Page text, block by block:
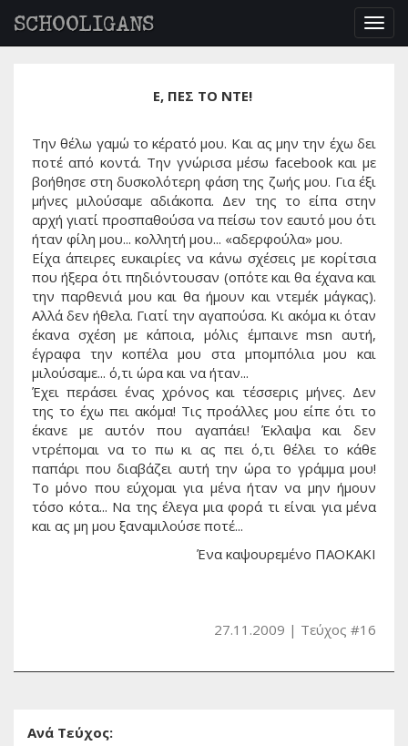
SCHOOLIGANS
Ε, ΠΕΣ ΤΟ ΝΤΕ!
Την θέλω γαμώ το κέρατό μου. Και ας μην την έχω δει
ποτέ από κοντά. Την γνώρισα μέσω facebook και με
βοήθησε στη δυσκολότερη φάση της ζωής μου. Για έξι
μήνες μιλούσαμε αδιάκοπα. Δεν της το είπα στην
αρχή γιατί προσπαθούσα να πείσω τον εαυτό μου ότι
ήταν φίλη μου... κολλητή μου... «αδερφούλα» μου.
Είχα άπειρες ευκαιρίες να κάνω σχέσεις με κορίτσια
που ήξερα ότι πηδιόντουσαν (οπότε και θα έχανα και
την παρθενιά μου και θα ήμουν και ντεμέκ μάγκας).
Αλλά δεν ήθελα. Γιατί την αγαπούσα. Κι ακόμα κι όταν
έκανα σχέση με κάποια, μόλις έμπαινε msn αυτή,
έγραφα την κοπέλα μου στα μπομπόλια μου και
μιλούσαμε... ό,τι ώρα και να ήταν...
Έχει περάσει ένας χρόνος και τέσσερις μήνες. Δεν
της το έχω πει ακόμα! Τις προάλλες μου είπε ότι το
έκανε με αυτόν που αγαπάει! Έκλαψα και δεν
ντρέπομαι να το πω κι ας πει ό,τι θέλει το κάθε
παπάρι που διαβάζει αυτή την ώρα το γράμμα μου!
Το μόνο που εύχομαι για μένα ήταν να μην ήμουν
τόσο κότα... Να της έλεγα μια φορά τι είναι για μένα
και ας μη μου ξαναμιλούσε ποτέ...
Ένα καψουρεμένο ΠΑΟΚΑΚΙ
27.11.2009 Τεύχος #16
Ανά Τεύχος: